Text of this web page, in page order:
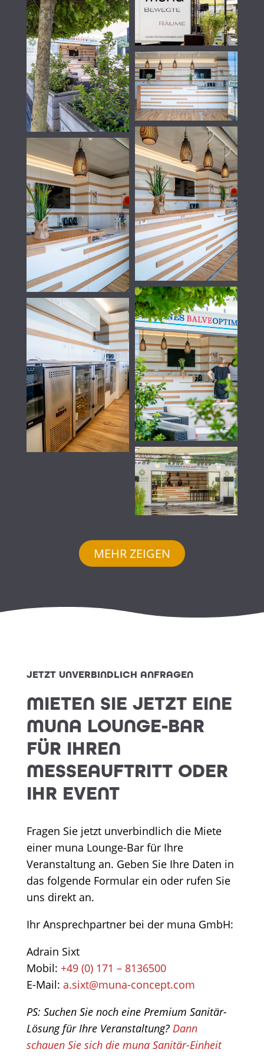
MEHR ZEIGEN
JETZT UNVERBINDLICH ANFRAGEN
MIETEN SIE JETZT EINE
MUNA LOUNGE-BAR
FÜR IHREN
MESSEAUFTRITT ODER
IHR EVENT
Fragen Sie jetzt unverbindlich die Miete
einer muna Lounge-Bar für Ihre
Veranstaltung an. Geben Sie Ihre Daten in
das folgende Formular ein oder rufen Sie
uns direkt an.
Ihr Ansprechpartner bei der muna GmbH:
Adrain Sixt
Mobil: +49 (0) 171 – 8136500
E-Mail: a.sixt@muna-concept.com
PS: Suchen Sie noch eine Premium Sanitär-
Lösung für Ihre Veranstaltung? Dann
schauen Sie sich die muna Sanitär-Einheit